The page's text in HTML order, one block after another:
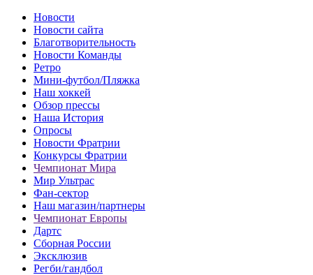
Новости
Новости сайта
Благотворительность
Новости Команды
Ретро
Мини-футбол/Пляжка
Наш хоккей
Обзор прессы
Наша История
Опросы
Новости Фратрии
Конкурсы Фратрии
Чемпионат Мира
Мир Ультрас
Фан-cектор
Наш магазин/партнеры
Чемпионат Европы
Дартс
Сборная России
Эксклюзив
Регби/гандбол